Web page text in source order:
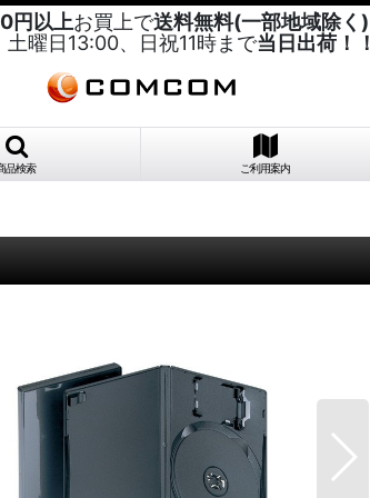
円以上お買上で送料無料(一部地域除く)
土曜日13:00、日祝11時まで当日出荷！！
品検索 ご利用案内